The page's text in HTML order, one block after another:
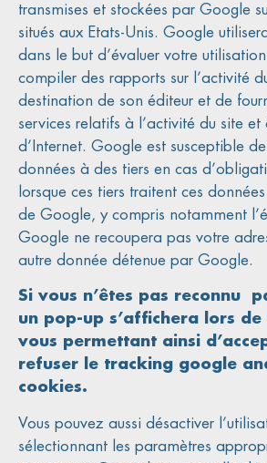
transmises et stockées par Google
situés aux Etats-Unis. Google
dans le but d’évaluer votre
compiler des rapports sur l’activité
destination de son éditeur et de
services relatifs à l’activité du site et
d’Internet. Google est susceptible
données à des tiers en cas
lorsque ces tiers traitent ces
de Google, y compris notamment
Google ne recoupera pas votre
autre donnée détenue par Google.
Si vous n’êtes pas reconnu
un pop-up s’affichera lors
vous permettant ainsi
refuser le tracking google
cookies.
Vous pouvez aussi désactiver
sélectionnant les paramètres